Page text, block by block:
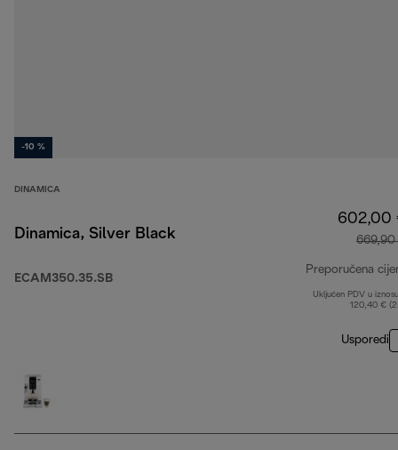
-10 %
DINAMICA
Dinamica, Silver Black
ECAM350.35.SB
602,00
Preporučena
Uključen PDV u
120,40 €
Usporedi